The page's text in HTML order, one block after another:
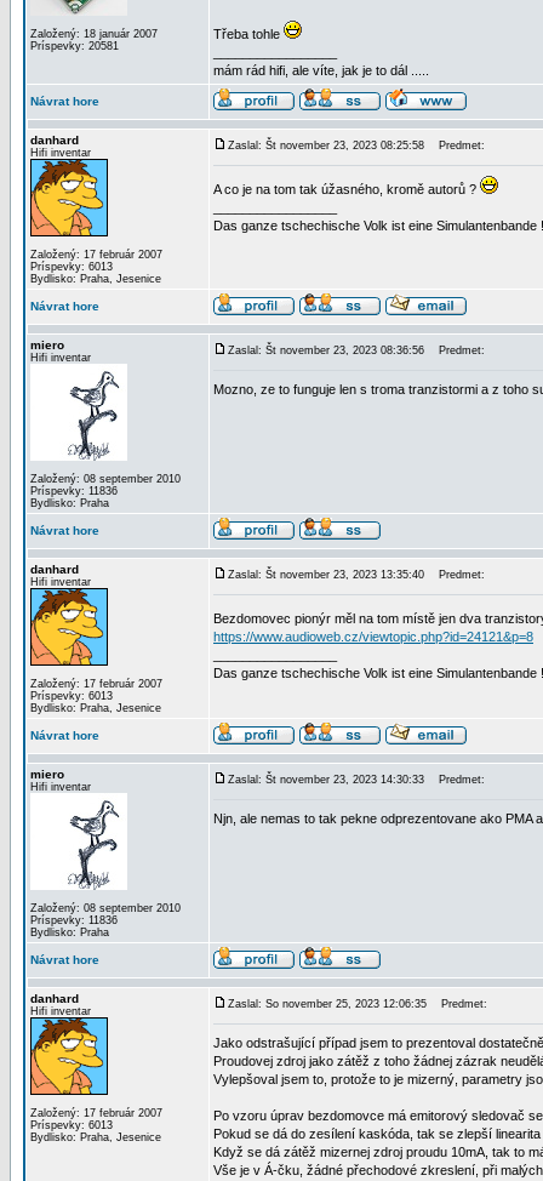
Založený: 18 január 2007
Príspevky: 20581
Třeba tohle
mám rád hifi, ale víte, jak je to dál .....
Návrat hore
danhard
Hifi inventar
Založený: 17 február 2007
Príspevky: 6013
Bydlisko: Praha, Jesenice
Zaslal: Št november 23, 2023 08:25:58 Predmet:
A co je na tom tak úžasného, kromě autorů ?
Das ganze tschechische Volk ist eine Simulantenbande !
Návrat hore
miero
Hifi inventar
Založený: 08 september 2010
Príspevky: 11836
Bydlisko: Praha
Zaslal: Št november 23, 2023 08:36:56 Predmet:
Mozno, ze to funguje len s troma tranzistormi a z toho
Návrat hore
danhard
Hifi inventar
Založený: 17 február 2007
Príspevky: 6013
Bydlisko: Praha, Jesenice
Zaslal: Št november 23, 2023 13:35:40 Predmet:
Bezdomovec pionýr měl na tom místě jen dva
https://www.audioweb.cz/viewtopic.php?id=24121&p=8
Das ganze tschechische Volk ist eine Simulantenbande !
Návrat hore
miero
Hifi inventar
Založený: 08 september 2010
Príspevky: 11836
Bydlisko: Praha
Zaslal: Št november 23, 2023 14:30:33 Predmet:
Njn, ale nemas to tak pekne odprezentovane ako PMA
Návrat hore
danhard
Hifi inventar
Založený: 17 február 2007
Príspevky: 6013
Bydlisko: Praha, Jesenice
Zaslal: So november 25, 2023 12:06:35 Predmet:
Jako odstrašující případ jsem to prezentoval
Proudovej zdroj jako zátěž z toho žádnej zázrak
Vylepšoval jsem to, protože to je mizerný, parametry
Po vzoru úprav bezdomovce má emitorový sledovač
Pokud se dá do zesílení kaskóda, tak se zlepší
Když se dá zátěž mizernej zdroj proudu 10mA, tak to
Vše je v Á-čku, žádné přechodové zkreslení, při